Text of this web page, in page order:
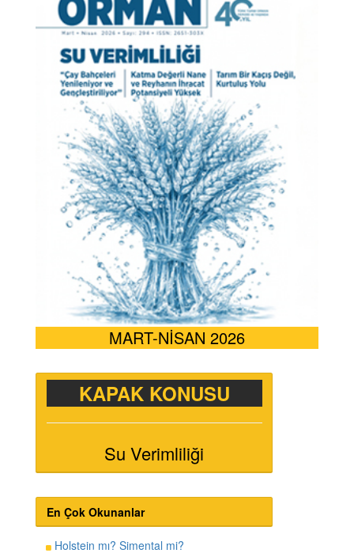
MART-NİSAN 2026
KAPAK KONUSU
Su Verimliliği
En Çok Okunanlar
Holstein mı? Simental mi?